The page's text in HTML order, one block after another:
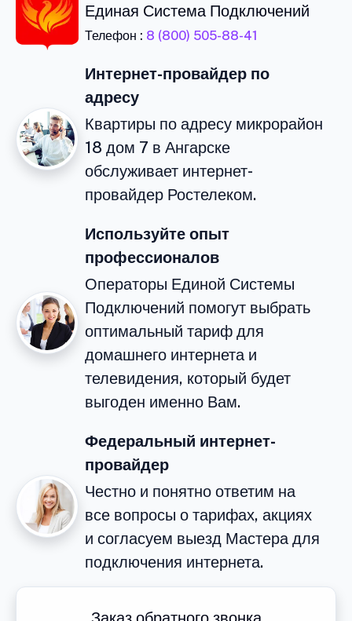
Единая Система Подключений
Телефон : 8 (800) 505-88-41
Интернет-провайдер по
адресу
Квартиры по адресу микрорайон
18 дом 7 в Ангарске
обслуживает интернет-
провайдер Ростелеком.
Используйте опыт
профессионалов
Операторы Единой Системы
Подключений помогут выбрать
оптимальный тариф для
домашнего интернета и
телевидения, который будет
выгоден именно Вам.
Федеральный интернет-
провайдер
Честно и понятно ответим на
все вопросы о тарифах, акциях
и согласуем выезд Мастера для
подключения интернета.